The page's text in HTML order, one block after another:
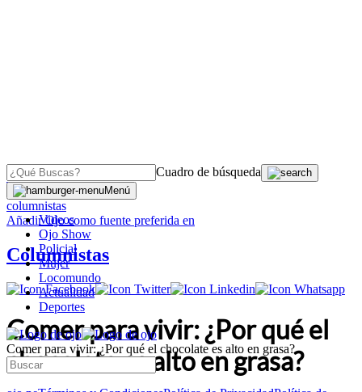
Cuadro de búsqueda
Menú
Videos
Ojo Show
Policial
Mujer
Locomundo
Actualidad
Deportes
Comer para vivir: ¿Por qué el chocolate es alto en grasa?
OJO
columnistas
AñadirOjocomo fuente preferida en
Columnistas
Comer para vivir: ¿Por qué el
chocolate es alto en grasa?